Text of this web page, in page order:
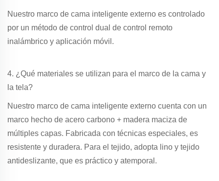
Nuestro marco de cama inteligente externo es controlado
por un método de control dual de control remoto
inalámbrico y aplicación móvil.
4. ¿Qué materiales se utilizan para el marco de la cama y
la tela?
Nuestro marco de cama inteligente externo cuenta con un
marco hecho de acero carbono + madera maciza de
múltiples capas. Fabricada con técnicas especiales, es
resistente y duradera. Para el tejido, adopta lino y tejido
antideslizante, que es práctico y atemporal.